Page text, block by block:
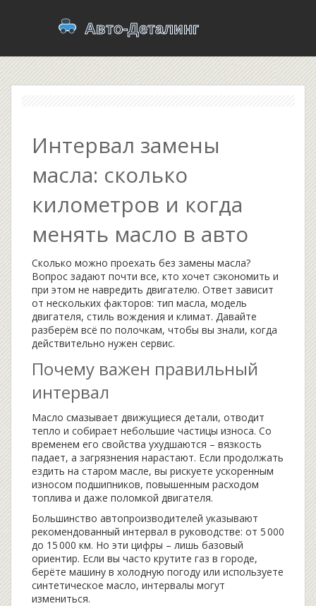
Интервал замены
масла: сколько
километров и когда
менять масло в авто
Сколько можно проехать без замены масла?
Вопрос задают почти все, кто хочет сэкономить и
при этом не навредить двигателю. Ответ зависит
от нескольких факторов: тип масла, модель
двигателя, стиль вождения и климат. Давайте
разберём всё по полочкам, чтобы вы знали, когда
действительно нужен сервис.
Почему важен правильный
интервал
Масло смазывает движущиеся детали, отводит
тепло и собирает небольшие частицы износа. Со
временем его свойства ухудшаются – вязкость
падает, а загрязнения нарастают. Если продолжать
ездить на старом масле, вы рискуете ускоренным
износом подшипников, повышенным расходом
топлива и даже поломкой двигателя.
Большинство автопроизводителей указывают
рекомендованный интервал в руководстве: от 5 000
до 15 000 км. Но эти цифры – лишь базовый
ориентир. Если вы часто крутите газ в городе,
берёте машину в холодную погоду или используете
синтетическое масло, интервалы могут
измениться.